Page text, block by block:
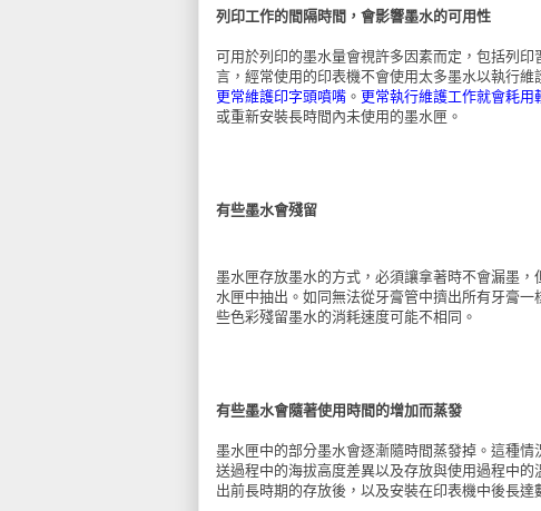
列印工作的間隔時間，會影響墨水的可用性
可用於列印的墨水量會視許多因素而定，包括列
言，經常使用的印表機不會使用太多墨水以執行維
更常維護印字頭噴嘴 。 更常執行維護工作就會耗用
或重新安裝長時間內未使用的墨水匣。
有些墨水會殘留
墨水匣存放墨水的方式，必須讓拿著時不會漏墨
水匣中抽出。如同無法從牙膏管中擠出所有牙膏
些色彩殘留墨水的消耗速度可能不相同。
有些墨水會隨著使用時間的增加而蒸發
墨水匣中的部分墨水會逐漸隨時間蒸發掉。這種
送過程中的海拔高度差異以及存放與使用過程中
出前長時期的存放後，以及安裝在印表機中後長